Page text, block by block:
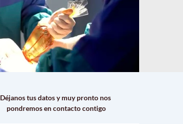
Déjanos tus datos y muy pronto nos
pondremos en contacto contigo